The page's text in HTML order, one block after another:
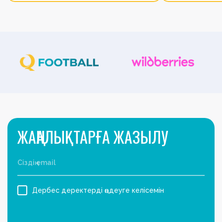
ЖАҢАЛЫҚТАРҒА ЖАЗЫЛУ
Дербес деректерді өңдеуге келісемін